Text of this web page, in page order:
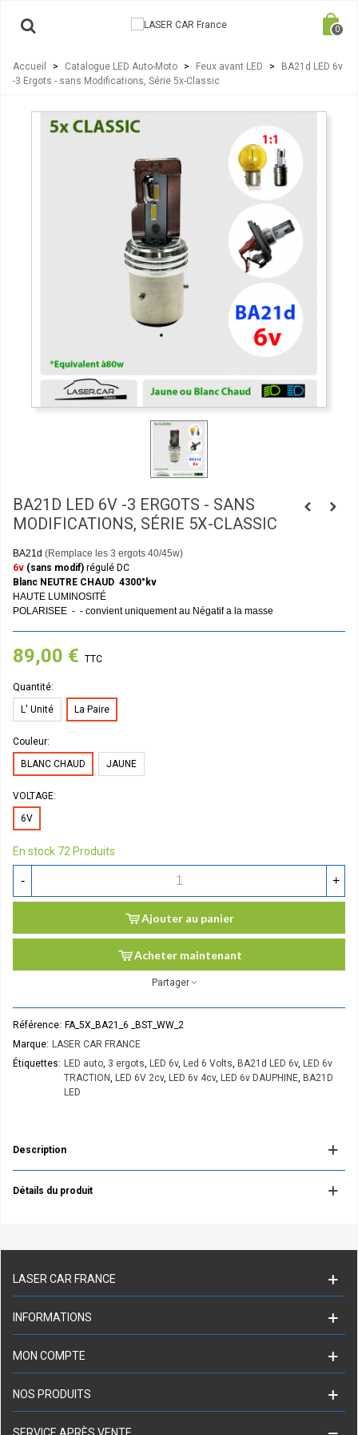
0
Accueil > Catalogue LED Auto-Moto > Feux avant LED >
BA21d LED 6v
-3 Ergots - sans Modifications, Série 5x-Classic
BA21D LED 6V -3 ERGOTS - SANS
MODIFICATIONS, SÉRIE 5X-CLASSIC
BA21d (Remplace les 3 ergots 40/45w)
6v (sans modif) régulé DC
Blanc NEUTRE CHAUD 4300°kv
HAUTE LUMINOSITÉ
POLARISEE - - convient uniquement au Négatif a la masse
89,00 € TTC
Quantité:
L' Unité
La Paire
Couleur:
BLANC CHAUD
JAUNE
VOLTAGE:
6V
En stock 72 Produits
- +
Ajouter au panier
Acheter maintenant
Partager
Référence: FA_5X_BA21_6 _BST_WW_2
Marque: LASER CAR FRANCE
Étiquettes: LED auto, 3 ergots, LED 6v, Led 6 Volts, BA21d LED 6v, LED 6v
TRACTION, LED 6V 2cv, LED 6v 4cv, LED 6v DAUPHINE, BA21D
LED
Description
Détails du produit
LASER CAR FRANCE
INFORMATIONS
MON COMPTE
NOS PRODUITS